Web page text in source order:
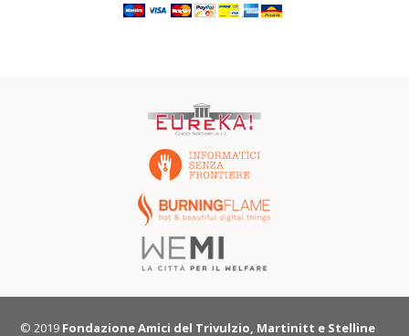
© 2019 Fondazione Amici del Trivulzio, Martinitt e Stelline